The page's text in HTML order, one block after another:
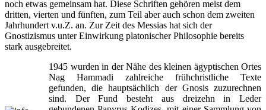
noch etwas gemeinsam hat. Diese Schriften gehören meist dem
dritten, vierten und fünften, zum Teil aber auch schon dem zweiten
Jahrhundert v.u.Z. an. Zur Zeit des Messias hat sich der
Gnostizismus unter Einwirkung platonischer Philosophie bereits
stark ausgebreitet.
1945 wurden in der Nähe des kleinen ägyptischen Ortes
Nag Hammadi zahlreiche frühchristliche Texte
gefunden, die hauptsächlich der Gnosis zuzurechnen
sind. Der Fund besteht aus dreizehn in Leder